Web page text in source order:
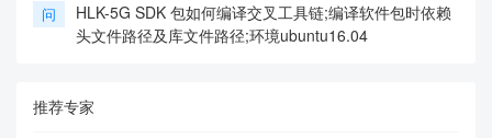
问
HLK-5G SDK 包如何编译交叉工具链;编译软件包时依赖
头文件路径及库文件路径;环境ubuntu16.04
推荐专家